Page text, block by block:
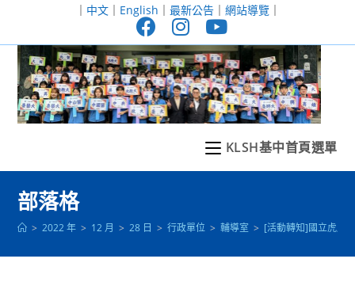
至
｜ 中文｜ English ｜ 最新公告｜ 網站導覽｜
KLSH基中首頁選單
部落格
> 2022 年 > 12 月 > 28 日 > 行政單位 > 輔導室 > [活動轉知]國立虎尾